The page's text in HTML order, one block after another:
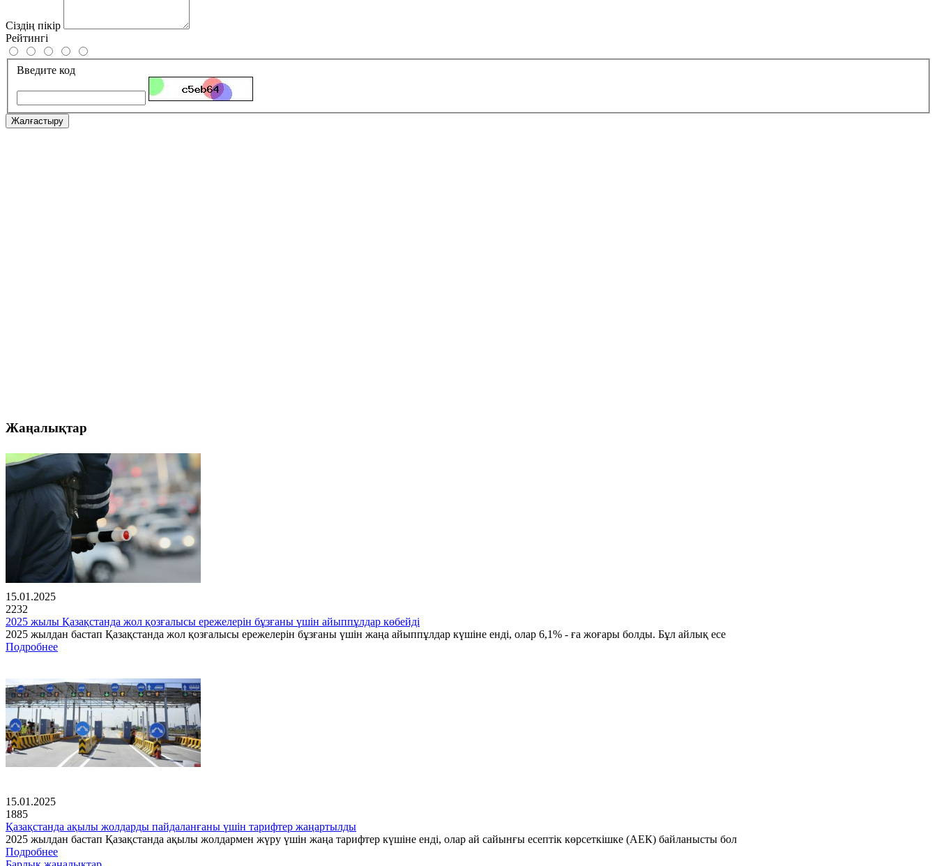
Сіздің пікір
Рейтингі
Введите код
Жалғастыру
Жаңалықтар
15.01.2025
2232
2025 жылы Қазақстанда жол қозғалысы ережелерін бұзғаны үшін айыппұлдар көбейді
2025 жылдан бастап Қазақстанда жол қозғалысы ережелерін бұзғаны үшін жаңа айыппұлдар күшіне енді, олар 6,1% - ға жоғары болды. Бұл айлық есе
Подробнее
15.01.2025
1885
Қазақстанда ақылы жолдарды пайдаланғаны үшін тарифтер жаңартылды
2025 жылдан бастап Қазақстанда ақылы жолдармен жүру үшін жаңа тарифтер күшіне енді, олар ай сайынғы есептік көрсеткішке (АЕК) байланысты бол
Подробнее